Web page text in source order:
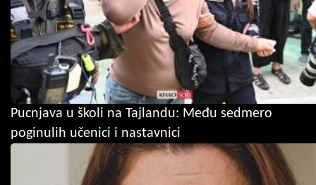
Pucnjava u školi na Tajlandu: Među sedmero
poginulih učenici i nastavnici